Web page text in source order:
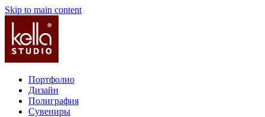
Skip to main content
Портфолио
Дизайн
Полиграфия
Сувениры